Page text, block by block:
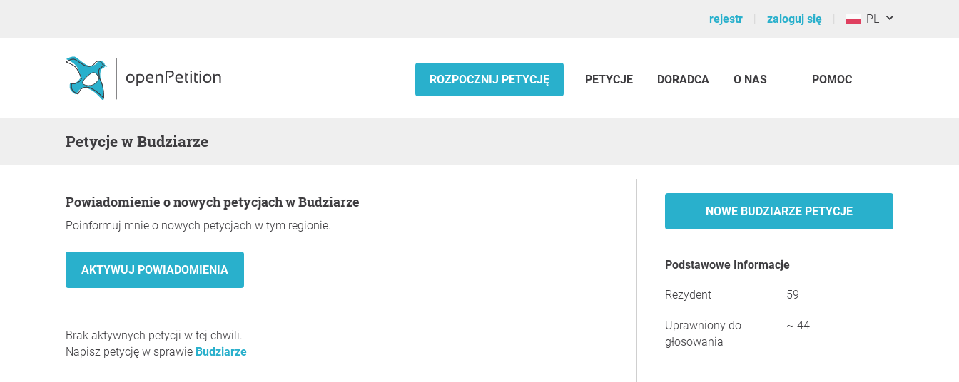
rejestr zaloguj się PL
ROZPOCZNIJ PETYCJĘ PETYCJE DORADCA O NAS POMOC
Petycje w Budziarze
Powiadomienie o nowych petycjach w Budziarze
Poinformuj mnie o nowych petycjach w tym regionie.
Brak aktywnych petycji w tej chwili.
Napisz petycję w sprawie Budziarze
NOWE BUDZIARZE PETYCJE
Podstawowe Informacje
Rezydent 59
Uprawniony do
głosowania
~ 44